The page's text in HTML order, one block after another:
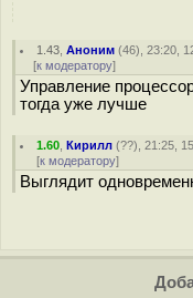
1.43 ,Аноним (46), 23:20,
[к модератору]
Управление
тогда уже лучше
1.60 ,Кирилл (??), 21:25,
[к модератору]
Выглядит